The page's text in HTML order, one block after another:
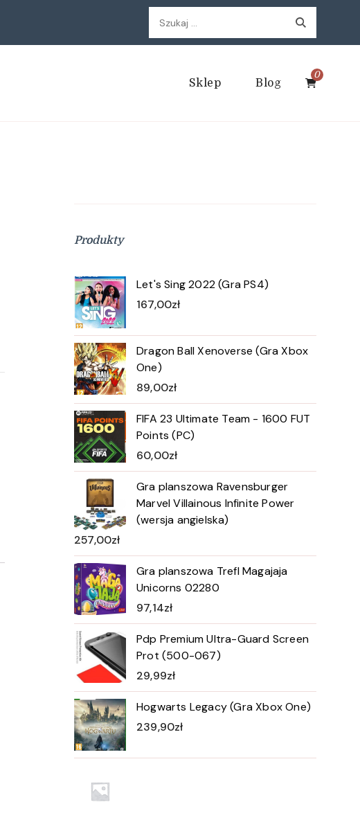
Szukaj:
Sklep Blog
0
Produkty
Let's Sing 2022 (Gra PS4)
167,00zł
Dragon Ball Xenoverse (Gra Xbox
One)
89,00zł
FIFA 23 Ultimate Team - 1600 FUT
Points (PC)
60,00zł
Gra planszowa Ravensburger
Marvel Villainous Infinite Power
(wersja angielska)
257,00zł
Gra planszowa Trefl Magajaja
Unicorns 02280
97,14zł
Pdp Premium Ultra-Guard Screen
Prot (500-067)
29,99zł
Hogwarts Legacy (Gra Xbox One)
239,90zł